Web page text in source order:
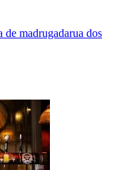
de madrugadarua dos